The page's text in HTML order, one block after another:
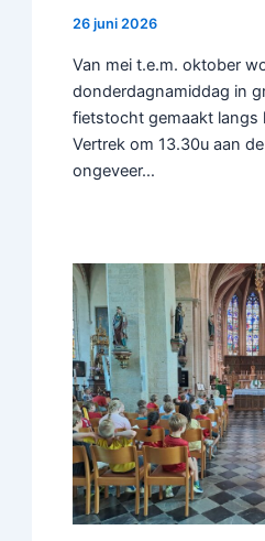
26 juni 2026
Van mei t.e.m. oktober
donderdagnamiddag in
fietstocht gemaakt langs
Vertrek om 13.30u aan
ongeveer…